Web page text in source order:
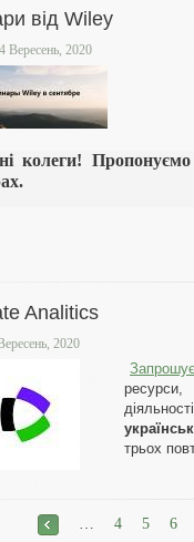
від Wiley
Вересень, 2020
колеги!
Analitics
2020
трьох
< 4 5 6